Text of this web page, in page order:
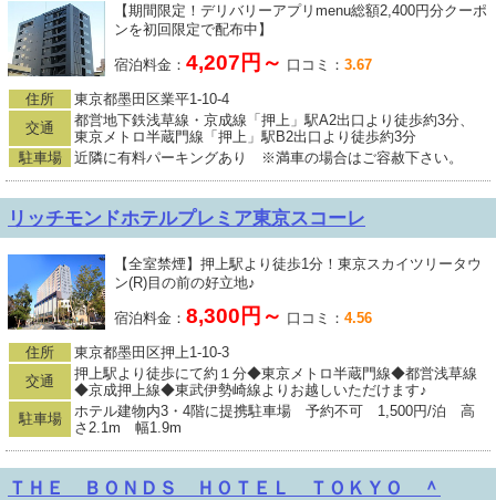
【期間限定！デリバリーアプリmenu総額2,400円分クーポ
ンを初回限定で配布中】
宿泊料金： 4,207円～ 口コミ： 3.67
住所
東京都墨田区業平1-10-4
交通
都営地下鉄浅草線・京成線「押上」駅A2出口より徒歩約3分、
東京メトロ半蔵門線「押上」駅B2出口より徒歩約3分
駐車場
近隣に有料パーキングあり ※満車の場合はご容赦下さい。
リッチモンドホテルプレミア東京スコーレ
【全室禁煙】押上駅より徒歩1分！東京スカイツリータウ
ン(R)目の前の好立地♪
宿泊料金： 8,300円～ 口コミ： 4.56
住所
東京都墨田区押上1-10-3
交通
押上駅より徒歩にて約１分◆東京メトロ半蔵門線◆都営浅草線
◆京成押上線◆東武伊勢崎線よりお越しいただけます♪
駐車場
ホテル建物内3・4階に提携駐車場 予約不可 1,500円/泊 高
さ2.1m 幅1.9m
ＴＨＥ ＢＯＮＤＳ ＨＯＴＥＬ ＴＯＫＹＯ ＾